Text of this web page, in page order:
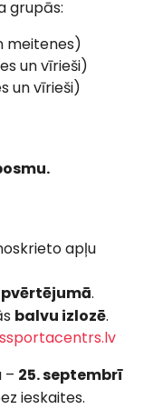
grupās:
meitenes)
un vīrieši)
un vīrieši)
apļu
.
balvu izlozē.
– 25. septembrī
ieskaites.